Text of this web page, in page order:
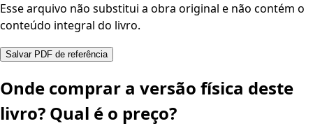
Esse arquivo não substitui a obra original e não contém o
conteúdo integral do livro.
Salvar PDF de referência
Onde comprar a versão física deste
livro? Qual é o preço?